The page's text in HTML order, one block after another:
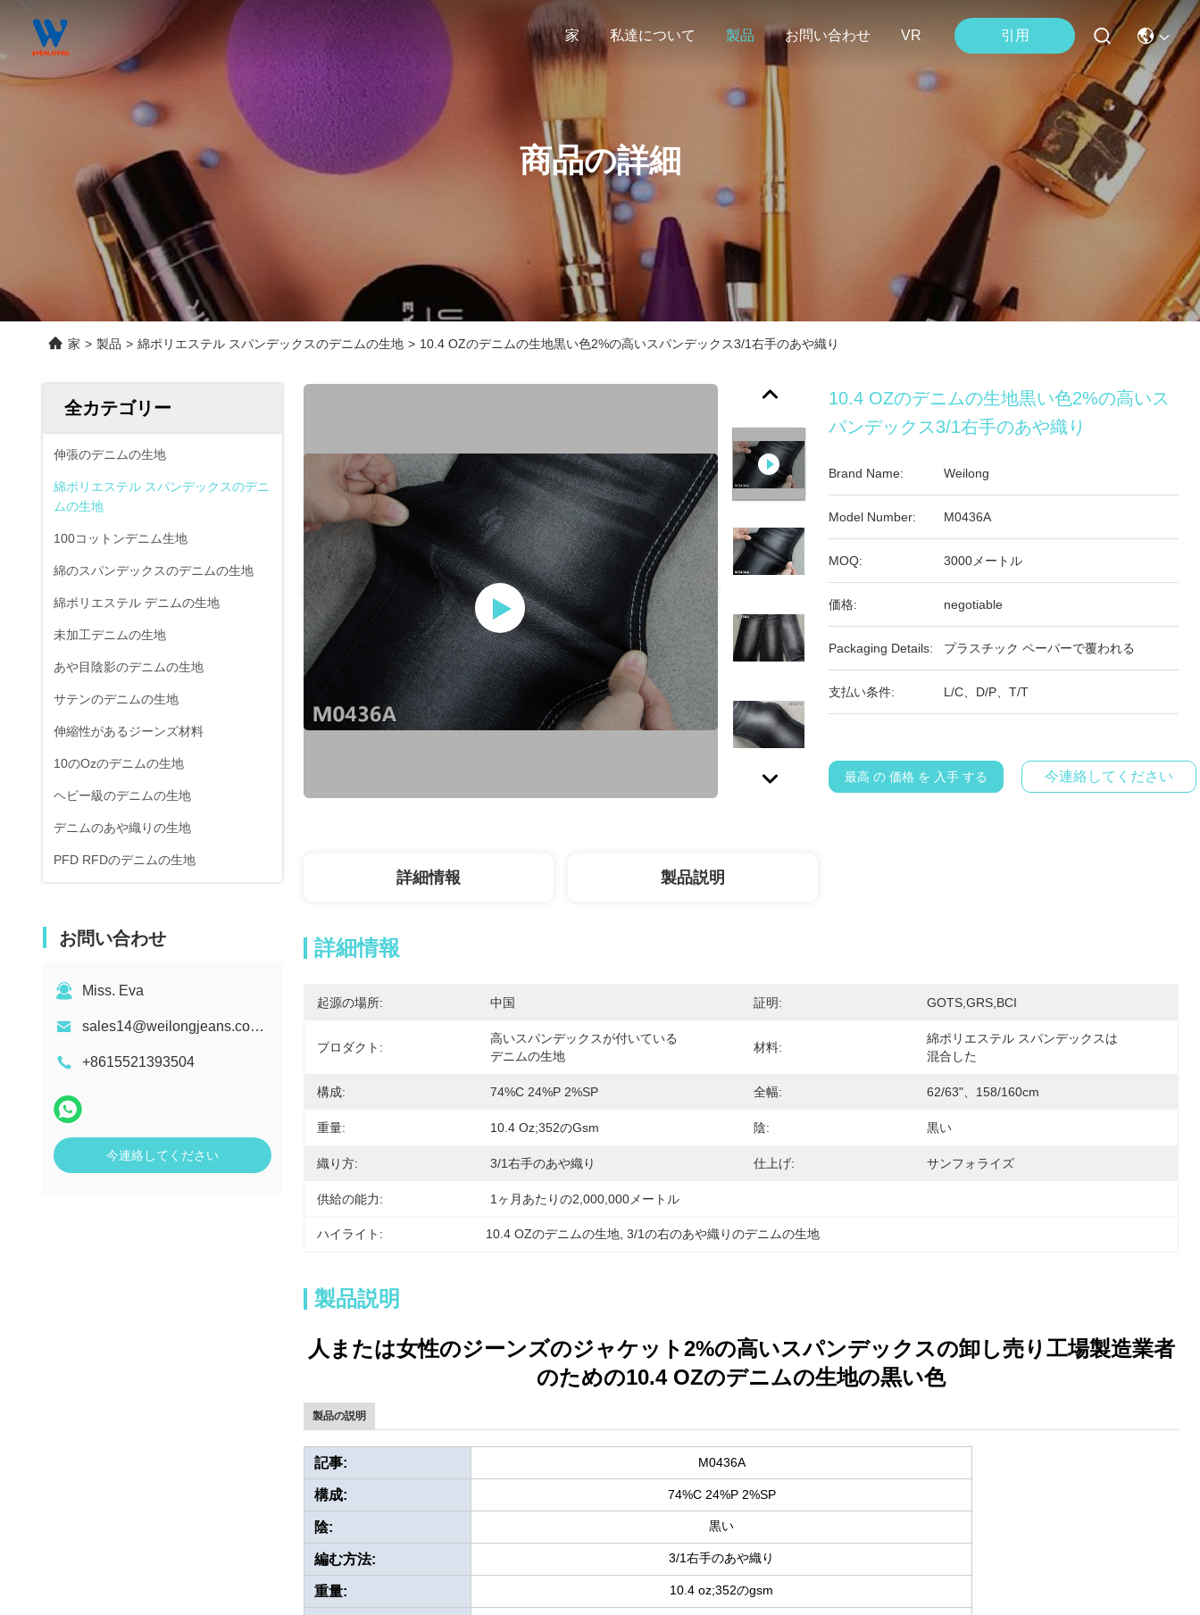
家 私達について 製品 お問い合わせ VR 引用
商品の詳細
家 > 製品 > 綿ポリエステル スパンデックスのデニムの生地 > 10.4 OZのデニムの生地黒い色2%の高いスパンデックス3/1右手のあや織り
全カテゴリー
伸張のデニムの生地
綿ポリエステル スパンデックスのデニ
ムの生地
100コットンデニム生地
綿のスパンデックスのデニムの生地
綿ポリエステル デニムの生地
未加工デニムの生地
あや目陰影のデニムの生地
サテンのデニムの生地
伸縮性があるジーンズ材料
10のOzのデニムの生地
ヘビー級のデニムの生地
デニムのあや織りの生地
PFD RFDのデニムの生地
お問い合わせ
Miss. Eva
sales14@weilongjeans.com.cn
+8615521393504
今連絡してください
10.4 OZのデニムの生地黒い色2%の高いス
パンデックス3/1右手のあや織り
Brand Name: Weilong
Model Number: M0436A
MOQ: 3000メートル
価格: negotiable
Packaging Details: プラスチック ペーパーで覆われる
支払い条件: L/C、D/P、T/T
最高 の 価格 を 入手 する 今連絡してください
詳細情報 製品説明
詳細情報
起源の場所: 中国 証明: GOTS,GRS,BCI
プロダクト:
高いスパンデックスが付いている
デニムの生地
材料:
綿ポリエステル スパンデックスは
混合した
構成: 74%C 24%P 2%SP 全幅: 62/63"、158/160cm
重量: 10.4 Oz;352のgsm 陰: 黒い
織り方: 3/1右手のあや織り 仕上げ: サンフォライズ
供給の能力: 1ヶ月あたりの2,000,000メートル
ハイライト: 10.4 OZのデニムの生地 , 3/1の右のあや織りのデニムの生地
製品説明
人または女性のジーンズのジャケット2%の高いスパンデックスの卸し売り工場製造業者
のための10.4 OZのデニムの生地の黒い色
製品の説明
記事: M0436A
構成: 74%C 24%P 2%SP
陰: 黒い
編む方法: 3/1右手のあや織り
重量: 10.4 oz;352のgsm